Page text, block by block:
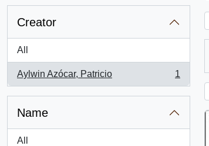
Creator
All
Aylwin Azócar, Patricio
, 1 results
1
Name
All